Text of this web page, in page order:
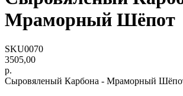
Мраморный Шёпот
SKU0070
3505,00
р.
Сыровяленый Карбона - Мраморный